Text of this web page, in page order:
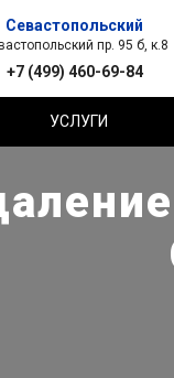
Севастопольский
пр. 95 б, к.8
+7 (499) 460-69-84
УСЛУГИ